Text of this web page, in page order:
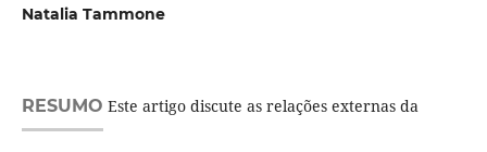
Natalia Tammone
RESUMO Este artigo discute as relações externas da